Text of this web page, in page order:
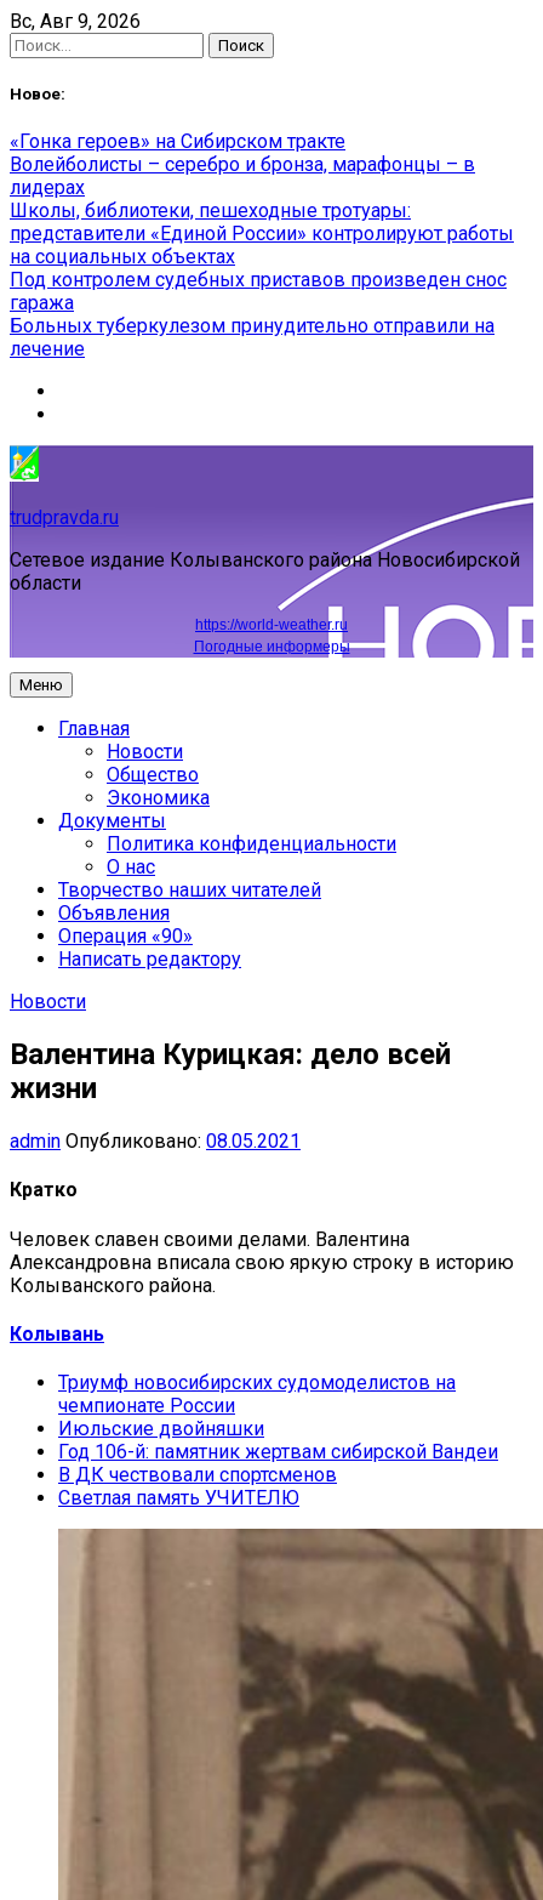
Skip
to
content
Вс, Авг 9, 2026
Найти:
Новое:
«Гонка героев» на Сибирском тракте
Волейболисты – серебро и бронза, марафонцы – в
лидерах
Школы, библиотеки, пешеходные тротуары:
представители «Единой России» контролируют работы
на социальных объектах
Под контролем судебных приставов произведен снос
гаража
Больных туберкулезом принудительно отправили на
лечение
trudpravda.ru
Сетевое издание Колыванского района Новосибирской
области
https://world-weather.ru
Погодные информеры
Меню
Главная
Новости
Общество
Экономика
Документы
Политика конфиденциальности
О нас
Творчество наших читателей
Объявления
Операция «90»
Написать редактору
Новости
Валентина Курицкая: дело всей
жизни
admin Опубликовано: 08.05.2021
Кратко
Человек славен своими делами. Валентина
Александровна вписала свою яркую строку в историю
Колыванского района.
Колывань
Триумф новосибирских судомоделистов на
чемпионате России
Июльские двойняшки
Год 106-й: памятник жертвам сибирской Вандеи
В ДК чествовали спортсменов
Светлая память УЧИТЕЛЮ